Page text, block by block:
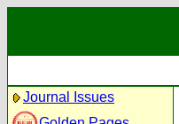
Journal Issues